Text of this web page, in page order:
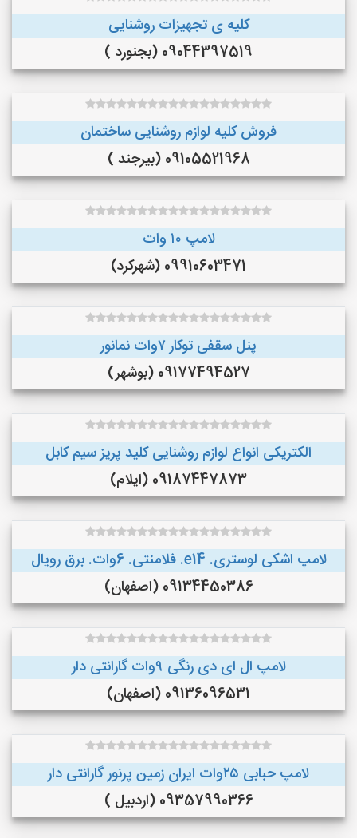
کلیه ی تجهیزات روشنایی
09044397519 (بجنورد )
فروش کلیه لوازم روشنایی ساختمان
09105521968 (بیرجند )
لامپ ۱۰ وات
09910603471 (شهرکرد)
پنل سقفی توکار ۷وات نمانور
09177494527 (بوشهر)
الکتریکی انواع لوازم روشنایی کلید پریز سیم کابل
09187447873 (ایلام)
لامپ اشکی لوستری. e14. فلامنتی. 6وات. برق رویال
09134450386 (اصفهان)
لامپ ال ای دی رنگی ۹وات گارانتی دار
09136096531 (اصفهان)
لامپ حبابی ۲۵وات ایران زمین پرنور گارانتی دار
09357990366 (اردبیل )